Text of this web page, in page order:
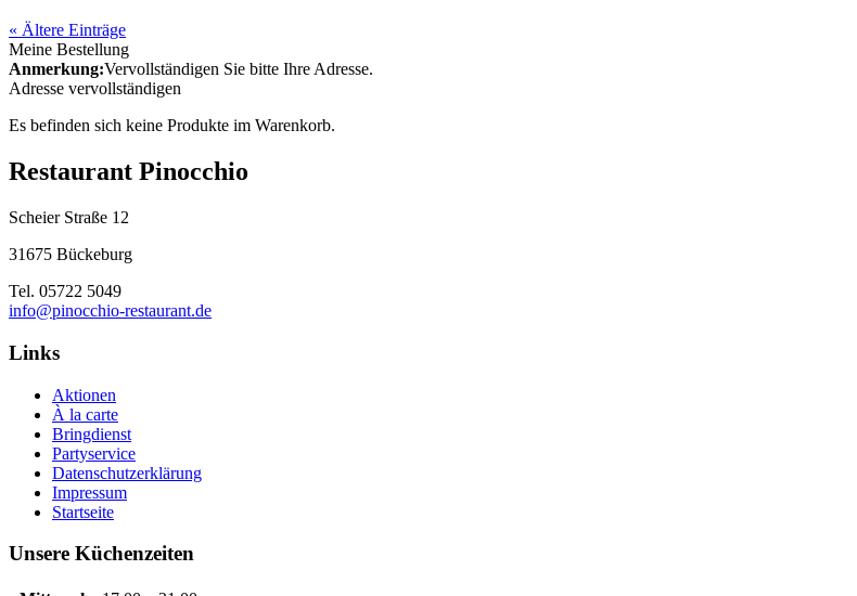
« Ältere Einträge
Meine Bestellung
Anmerkung:Vervollständigen Sie bitte Ihre Adresse.
Adresse vervollständigen
Es befinden sich keine Produkte im Warenkorb.
Restaurant Pinocchio
Scheier Straße 12
31675 Bückeburg
Tel. 05722 5049
info@pinocchio-restaurant.de
Links
Aktionen
À la carte
Bringdienst
Partyservice
Datenschutzerklärung
Impressum
Startseite
Unsere Küchenzeiten